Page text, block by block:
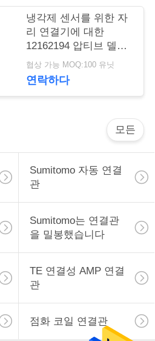
냉각제 센서를 위한 자
리 연결기에 대한
12162194 압티브 델포
이 메트리 팩 150.2 시
리즈 여성 2 핀 당기기
협상 가능 MOQ:100 유닛
연락하다
모든
Sumitomo 자동 연결
관
Sumitomo는 연결관
을 밀봉했습니다
TE 연결성 AMP 연결
관
점화 코일 연결관